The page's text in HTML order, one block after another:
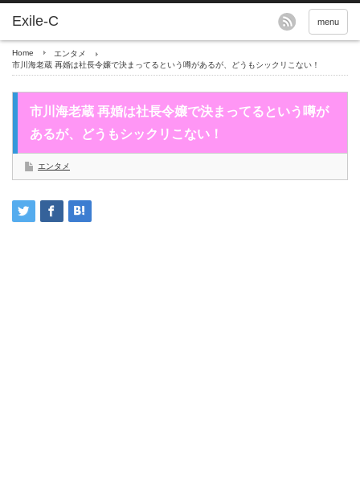
menu
Home
エンタメ
市川海老蔵 再婚は社長令嬢で決まってるという噂があるが、どうもシックリこない！
市川海老蔵 再婚は社長令嬢で決まってるという噂が
あるが、どうもシックリこない！
エンタメ